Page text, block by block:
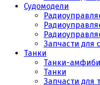
Судомодели
Запчасти для
Танки
Танки-
Танки
Запчасти для